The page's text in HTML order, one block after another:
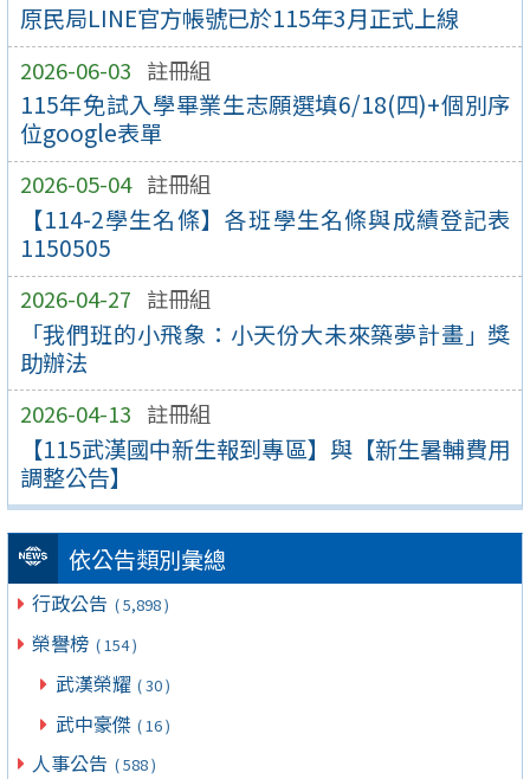
原民局LINE官方帳號已於115年3月正式上線
2026-06-03 註冊組
115年免試入學畢業生志願選填6/18(四)+個別序
位google表單
2026-05-04 註冊組
【114-2學生名條】各班學生名條與成績登記表
1150505
2026-04-27 註冊組
「我們班的小飛象：小天份大未來築夢計畫」獎
助辦法
2026-04-13 註冊組
【115武漢國中新生報到專區】與【新生暑輔費用
調整公告】
依公告類別彙總
行政公告 ( 5,898 )
榮譽榜 ( 154 )
武漢榮耀 ( 30 )
武中豪傑 ( 16 )
人事公告 ( 588 )